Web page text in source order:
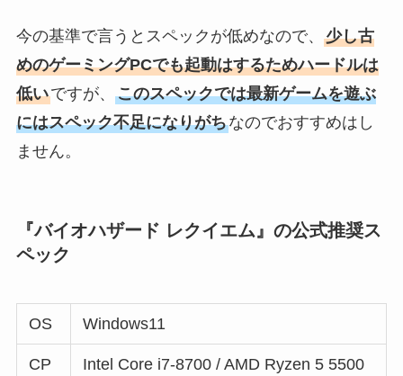
今の基準で言うとスペックが低めなので、 少し古
めのゲーミングPCでも起動はするためハードルは
低いですが、 このスペックでは最新ゲームを遊ぶ
にはスペック不足になりがちなのでおすすめはし
ません。
『バイオハザード レクイエム』の公式推奨ス
ペック
OS Windows11
CP
Intel Core i7-8700 / AMD Ryzen 5 5500